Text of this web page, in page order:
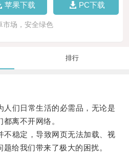
苹果下载 PC下载
市场，安全绿色
排行
们日常生活的必需品，无论是
离不开网络。
稳定，导致网页无法加载、视
给我们带来了极大的困扰。